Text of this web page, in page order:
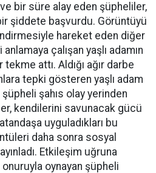
bir süre alay eden şüpheliler,
şiddete başvurdu. Görüntüyü
hareket eden diğer
çalışan yaşlı adamın
attı. Aldığı ağır darbe
tepki gösteren yaşlı adam
şahıs olay yerinden
kendilerini savunacak gücü
uyguladıkları bu
daha sonra sosyal
Etkileşim uğruna
onuruyla oynayan şüpheli